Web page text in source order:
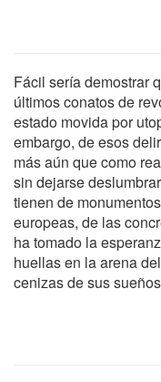
Fácil sería demostrar
últimos conatos de
estado movida por
embargo, de esos
más aún que como
sin dejarse
tienen de
europeas, de las
ha tomado la
huellas en la arena
cenizas de sus